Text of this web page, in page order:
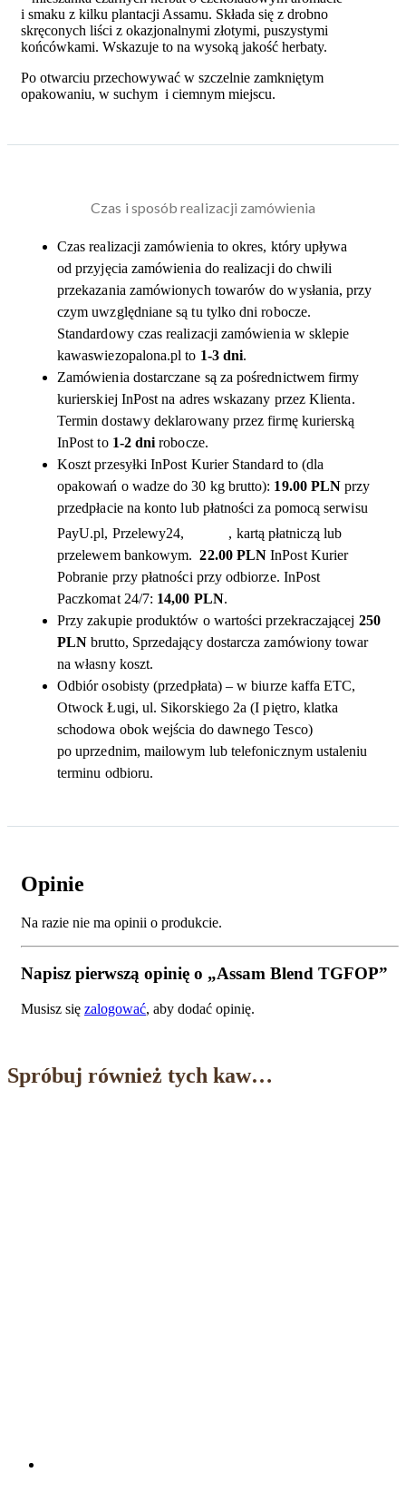
i smaku z kilku plantacji Assamu. Składa się z drobno
skręconych liści z okazjonalnymi złotymi, puszystymi
końcówkami. Wskazuje to na wysoką jakość herbaty.
Po otwarciu przechowywać w szczelnie zamkniętym
opakowaniu, w suchym i ciemnym miejscu.
Czas i sposób realizacji zamówienia
Czas realizacji zamówienia to okres, który upływa
od przyjęcia zamówienia do realizacji do chwili
przekazania zamówionych towarów do wysłania, przy
czym uwzględniane są tu tylko dni robocze.
Standardowy czas realizacji zamówienia w sklepie
kawaswiezopalona.pl to 1-3 dni.
Zamówienia dostarczane są za pośrednictwem firmy
kurierskiej InPost na adres wskazany przez Klienta.
Termin dostawy deklarowany przez firmę kurierską
InPost to 1-2 dni robocze.
Koszt przesyłki InPost Kurier Standard to (dla
opakowań o wadze do 30 kg brutto): 19.00 PLN przy
przedpłacie na konto lub płatności za pomocą serwisu
PayU.pl, Przelewy24,
, kartą płatniczą lub
przelewem bankowym. 22.00 PLN InPost Kurier
Pobranie przy płatności przy odbiorze. InPost
Paczkomat 24/7: 14,00 PLN.
Przy zakupie produktów o wartości przekraczającej 250
PLN brutto, Sprzedający dostarcza zamówiony towar
na własny koszt.
Odbiór osobisty (przedpłata) – w biurze kaffa ETC,
Otwock Ługi, ul. Sikorskiego 2a (I piętro, klatka
schodowa obok wejścia do dawnego Tesco)
po uprzednim, mailowym lub telefonicznym ustaleniu
terminu odbioru.
Opinie
Na razie nie ma opinii o produkcie.
Napisz pierwszą opinię o „Assam Blend TGFOP”
Musisz się zalogować, aby dodać opinię.
Spróbuj również tych kaw…